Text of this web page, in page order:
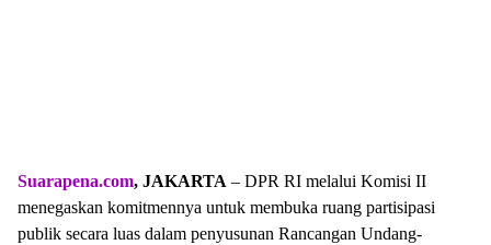
Suarapena.com, JAKARTA – DPR RI melalui Komisi II
menegaskan komitmennya untuk membuka ruang partisipasi
publik secara luas dalam penyusunan Rancangan Undang-